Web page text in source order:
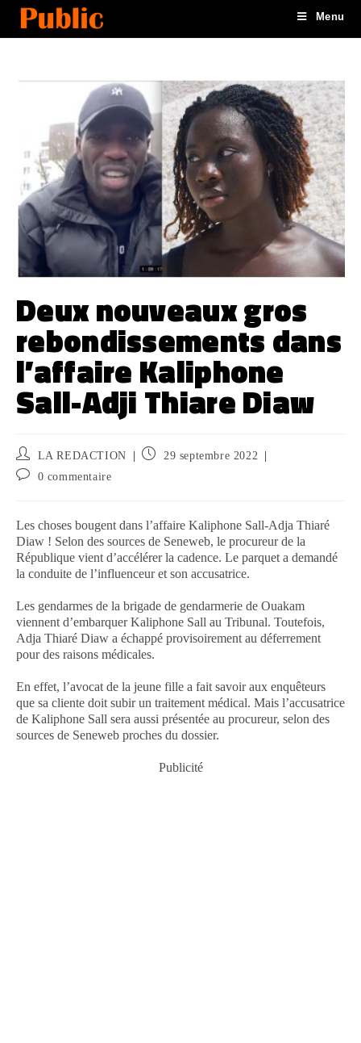
Menu
Deux nouveaux gros
rebondissements dans
l’affaire Kaliphone
Sall-Adji Thiare Diaw
LA REDACTION
29 septembre 2022
0 commentaire
Les choses bougent dans l’affaire Kaliphone Sall-Adja Thiaré
Diaw ! Selon des sources de Seneweb, le procureur de la
République vient d’accélérer la cadence. Le parquet a demandé
la conduite de l’influenceur et son accusatrice.
Les gendarmes de la brigade de gendarmerie de Ouakam
viennent d’embarquer Kaliphone Sall au Tribunal. Toutefois,
Adja Thiaré Diaw a échappé provisoirement au déferrement
pour des raisons médicales.
En effet, l’avocat de la jeune fille a fait savoir aux enquêteurs
que sa cliente doit subir un traitement médical. Mais l’accusatrice
de Kaliphone Sall sera aussi présentée au procureur, selon des
sources de Seneweb proches du dossier.
Publicité